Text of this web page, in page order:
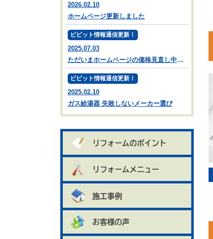
2026.02.10
ホームページ更新しました
ビビット情報通信更新！
2025.07.03
ただいまホームページの価格見直し中です。
ビビット情報通信更新！
2025.02.10
ガス給湯器 失敗しないメーカー選び
リフォームのポイント
リフォームメニュー
施工事例
お客様の声